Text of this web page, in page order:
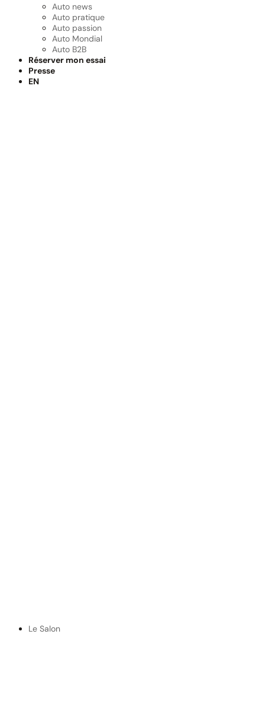
Auto news
Auto pratique
Auto passion
Auto Mondial
Auto B2B
Réserver mon essai
Presse
EN
Le Salon